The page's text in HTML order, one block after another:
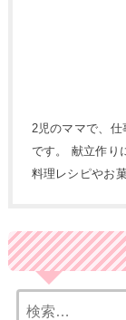
2児のママで、
です。 献立作り
料理レシピやお